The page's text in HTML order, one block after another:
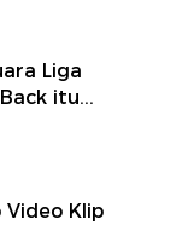
Liga
itu...
Video Klip